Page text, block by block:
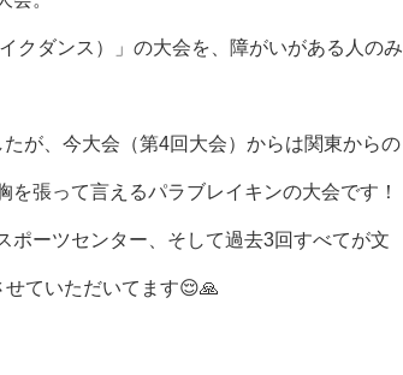
クダンス）」の大会を、障がいがある人のみ
が、今大会（第4回大会）からは関東からの
張って言えるパラブレイキンの大会です！
ポーツセンター、そして過去3回すべてが文
ていただいてます😌🙏